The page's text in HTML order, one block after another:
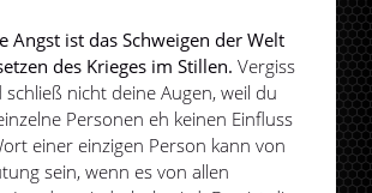
Angst ist das Schweigen der Welt
des Krieges im Stillen. Vergiss
nicht deine Augen, weil du
Personen eh keinen Einfluss
einer einzigen Person kann von
sein, wenn es von allen